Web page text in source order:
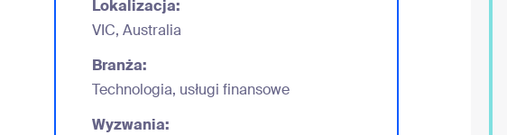
Lokalizacja:
VIC, Australia
Branża:
Technologia, usługi finansowe
Wyzwania: